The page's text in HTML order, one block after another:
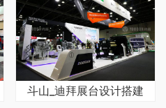
斗山_迪拜展台设计搭建